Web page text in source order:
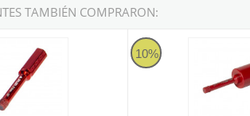
TAMBIÉN COMPRARON:
DRYGRES 4DRILL Rubi para Corte Seco -
10%
Broca Diamante